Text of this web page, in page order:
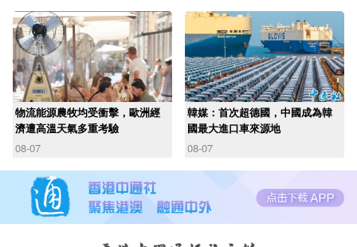
物流能源農牧均受衝擊，歐洲經
濟遭高溫天氣多重考驗
08-07
韓媒：首次超德國，中國成為韓
國最大進口車來源地
08-07